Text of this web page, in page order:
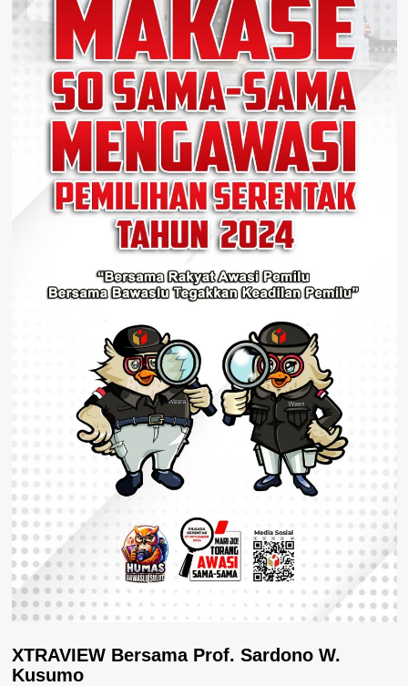
XTRAVIEW Bersama Prof. Sardono W.
Kusumo